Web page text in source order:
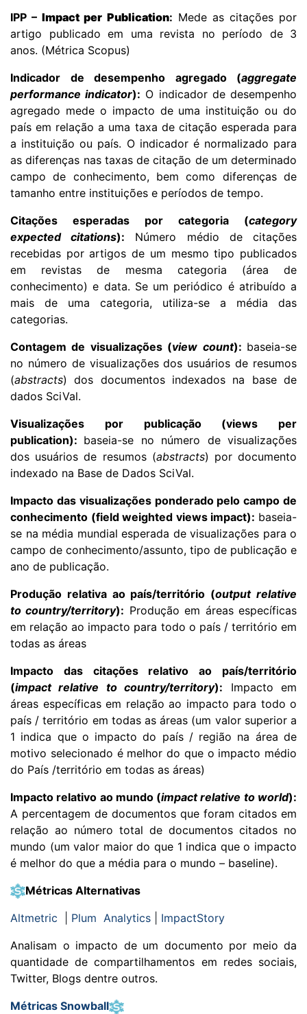
IPP –Impact per Publication: Mede as citações por
artigo publicado em uma revista no período de 3
anos. (Métrica Scopus)
Indicador de desempenho agregado (aggregate
performance indicator): O indicador de desempenho
agregado mede o impacto de uma instituição ou do
país em relação a uma taxa de citação esperada para
a instituição ou país. O indicador é normalizado para
as diferenças nas taxas de citação de um determinado
campo de conhecimento, bem como diferenças de
tamanho entre instituições e períodos de tempo.
Citações esperadas por categoria (category
expected citations): Número médio de citações
recebidas por artigos de um mesmo tipo publicados
em revistas de mesma categoria (área de
conhecimento) e data. Se um periódico é atribuído a
mais de uma categoria, utiliza-se a média das
categorias.
Contagem de visualizações (view count): baseia-se
no número de visualizações dos usuários de resumos
(abstracts) dos documentos indexados na base de
dados SciVal.
Visualizações por publicação (views per
publication): baseia-se no número de visualizações
dos usuários de resumos (abstracts) por documento
indexado na Base de Dados SciVal.
Impacto das visualizações ponderado pelo campo de
conhecimento (field weighted views impact): baseia-
se na média mundial esperada de visualizações para o
campo de conhecimento/assunto, tipo de publicação e
ano de publicação.
Produção relativa ao país/território (output relative
to country/territory): Produção em áreas específicas
em relação ao impacto para todo o país / território em
todas as áreas
Impacto das citações relativo ao país/território
(impact relative to country/territory): Impacto em
áreas específicas em relação ao impacto para todo o
país / território em todas as áreas (um valor superior a
1 indica que o impacto do país / região na área de
motivo selecionado é melhor do que o impacto médio
do País /território em todas as áreas)
Impacto relativo ao mundo (impact relative to world):
A percentagem de documentos que foram citados em
relação ao número total de documentos citados no
mundo (um valor maior do que 1 indica que o impacto
é melhor do que a média para o mundo – baseline).
Métricas Alternativas
Altmetric Plum Analytics
ImpactStory
Analisam o impacto de um documento por meio da
quantidade de compartilhamentos em redes sociais,
Twitter, Blogs dentre outros.
Métricas Snowball